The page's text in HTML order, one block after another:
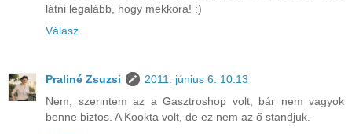
látni legalább, hogy mekkora! :)
Válasz
Praliné Zsuzsi
2011. június 6. 10:13
Nem, szerintem az a Gasztroshop volt, bár nem vagyok
benne biztos. A Kookta volt, de ez nem az ő standjuk.